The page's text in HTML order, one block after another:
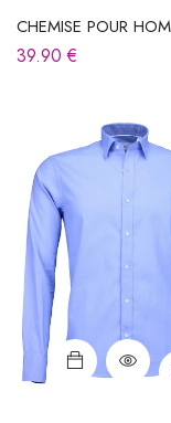
CHEMISE POUR
CIEL À RAYURES
39.90€